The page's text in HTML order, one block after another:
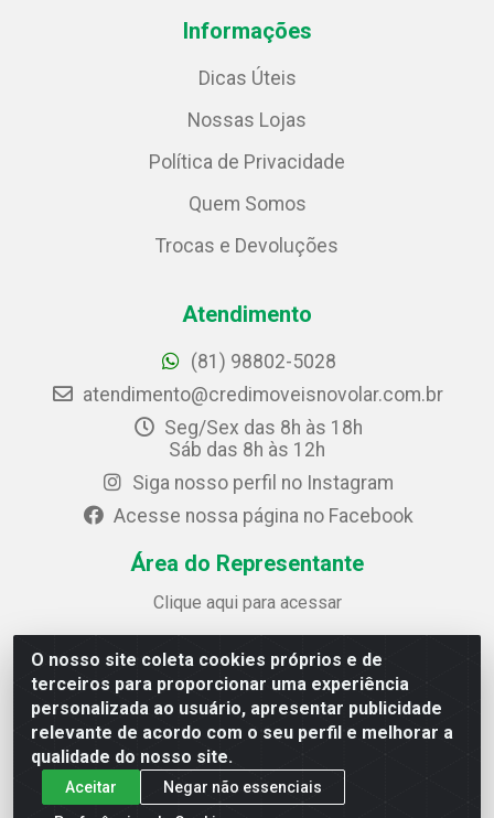
O nosso site coleta cookies próprios e de
terceiros para proporcionar uma experiência
personalizada ao usuário, apresentar publicidade
relevante de acordo com o seu perfil e melhorar a
qualidade do nosso site.
Aceitar
Negar não essenciais
Informações
Dicas Úteis
Nossas Lojas
Política de Privacidade
Quem Somos
Trocas e Devoluções
Atendimento
(81) 98802-5028
atendimento@credimoveisnovolar.com.br
Seg/Sex das 8h às 18h
Sáb das 8h às 12h
Siga nosso perfil no Instagram
Acesse nossa página no Facebook
Área do Representante
Clique aqui para acessar
Credimóveis Novolar Ltda
Rua José Alves Bezerra, 430 - Prazeres - Jaboatão dos
Guararapes / PE - CEP 54.325-610
CNPJ: 09.930.165/0013-70